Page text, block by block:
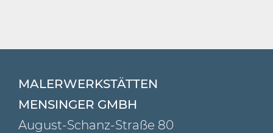
MALERWERKSTÄTTEN
MENSINGER GMBH
August-Schanz-Straße 80